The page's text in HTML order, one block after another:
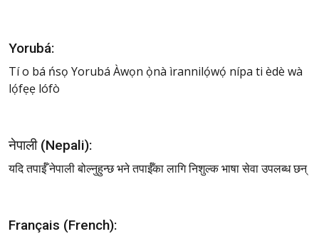
Yorubá:
Tí o bá ńsọ Yorubá Àwọn ọ̀nà ìrannilọ́wọ́ nípa ti èdè wà
lọ́fẹẹ lófò
नेपाली (Nepali):
यदि तपाईँ नेपाली बोल्नुहुन्छ भने तपाईँका लागि निशुल्क भाषा सेवा उपलब्ध छन्
Français (French):